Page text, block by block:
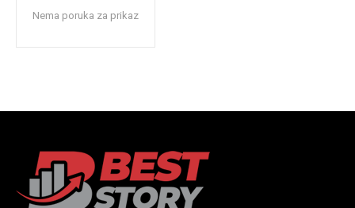
Nema poruka za prikaz